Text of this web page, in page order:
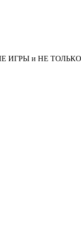
ИГРЫ и НЕ ТОЛЬКО